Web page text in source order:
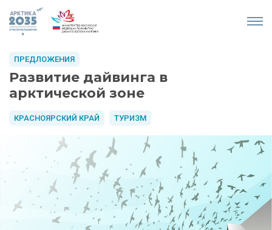
Развитие дайвинга в
арктической зоне
КРАСНОЯРСКИЙ КРАЙ ТУРИЗМ
ПРЕДЛОЖЕНИЯ